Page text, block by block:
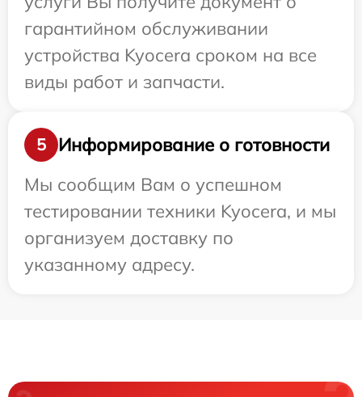
гарантийном обслуживании
устройства Kyocera сроком на все
виды работ и запчасти.
5
Информирование о готовности
Мы сообщим Вам о успешном
тестировании техники Kyocera, и мы
организуем доставку по
указанному адресу.